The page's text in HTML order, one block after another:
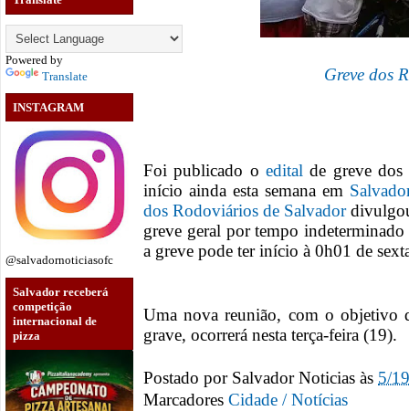
Powered by
Translate
INSTAGRAM
@salvadornoticiasofc
Salvador receberá
competição
internacional de
pizza
Greve dos
Foi publicado o edital de greve dos
início ainda esta semana em
dos Rodoviários de Salvador
greve geral por tempo
a greve pode ter início à 0h01 de
Uma nova reunião, com o objetivo
grave, ocorrerá nesta terça-feira (19).
Postado por Salvador Noticias às 5/
Marcadores Cidade / Notícias